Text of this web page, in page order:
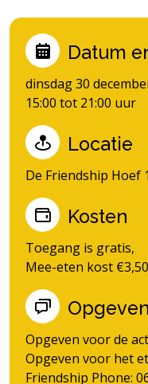
Datum
dinsdag 30
15:00 tot 21:00 uur
Locatie
De Friendship Hoef
Kosten
Toegang is gratis,
Mee-eten kost €3,50
Opgeven
Opgeven voor de
Opgeven voor het
Friendship Phone: